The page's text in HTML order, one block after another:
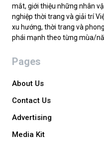
mắt, giới thiệu những nhân
nghiệp thời trang và giải trí
xu hướng, thời trang và
phái mạnh theo từng mùa/
Pages
About Us
Contact Us
Advertising
Media Kit